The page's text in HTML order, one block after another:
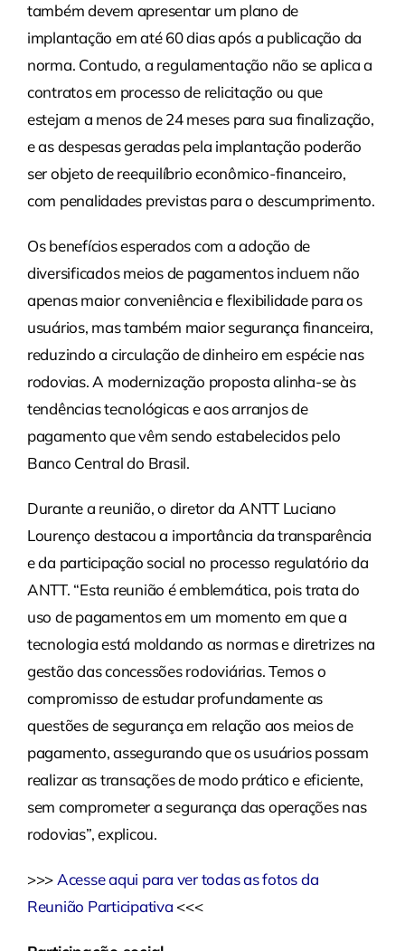
também devem apresentar um plano de
implantação em até 60 dias após a publicação da
norma. Contudo, a regulamentação não se aplica a
contratos em processo de relicitação ou que
estejam a menos de 24 meses para sua finalização,
e as despesas geradas pela implantação poderão
ser objeto de reequilíbrio econômico-financeiro,
com penalidades previstas para o descumprimento.
Os benefícios esperados com a adoção de
diversificados meios de pagamentos incluem não
apenas maior conveniência e flexibilidade para os
usuários, mas também maior segurança financeira,
reduzindo a circulação de dinheiro em espécie nas
rodovias. A modernização proposta alinha-se às
tendências tecnológicas e aos arranjos de
pagamento que vêm sendo estabelecidos pelo
Banco Central do Brasil.
Durante a reunião, o diretor da ANTT Luciano
Lourenço destacou a importância da transparência
e da participação social no processo regulatório da
ANTT. “Esta reunião é emblemática, pois trata do
uso de pagamentos em um momento em que a
tecnologia está moldando as normas e diretrizes na
gestão das concessões rodoviárias. Temos o
compromisso de estudar profundamente as
questões de segurança em relação aos meios de
pagamento, assegurando que os usuários possam
realizar as transações de modo prático e eficiente,
sem comprometer a segurança das operações nas
rodovias”, explicou.
>>> Acesse aqui para ver todas as fotos da
Reunião Participativa <<<